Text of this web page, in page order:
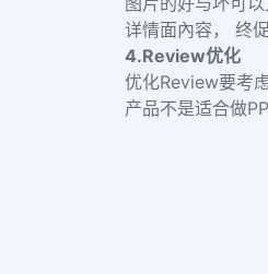
详情面內容， 终
4.Review优化
优化Review要考
产品不是适合做